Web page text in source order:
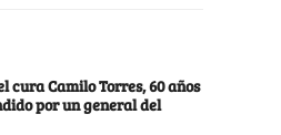
cura Camilo Torres, 60 años
por un general del